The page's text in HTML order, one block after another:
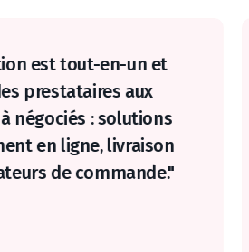
est tout-en-un et
prestataires aux
négociés : solutions
en ligne, livraison
de commande."